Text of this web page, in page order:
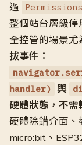
過
整個站台層級
全控管的場景尤
拔事件：
handler) 與
硬體狀態，不需
硬體除錯介面、
micro:bit、